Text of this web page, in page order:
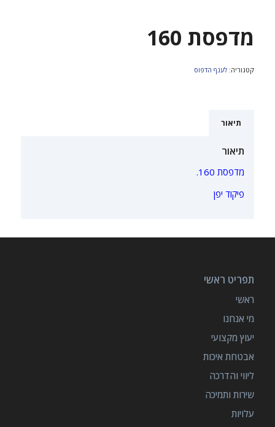
מדפסת 160
קטגוריה: לענף הדפוס
תיאור
תיאור
מדפסת 160.
פיקוד יפן
תפריט ראשי
ראשי
מי אנחנו
יעוץ מקצועי
אבטחת איכות
ליווי והדרכה
שירות ותמיכה
עלויות